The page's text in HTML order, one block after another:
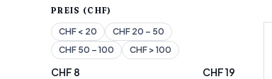
PREIS (CHF)
CHF < 20 CHF 20 – 50
CHF 50 – 100 CHF > 100
CHF 8 CHF19